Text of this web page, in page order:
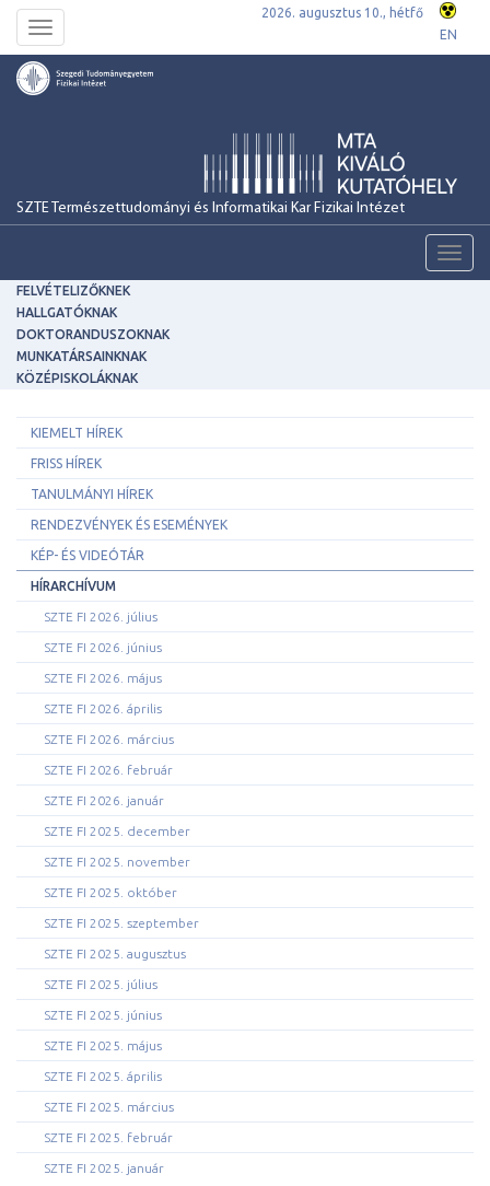
Toggle
navigation
2026. augusztus 10., hétfő
EN
SZTE Természettudományi és Informatikai Kar Fizikai Intézet
FELVÉTELIZŐKNEK
HALLGATÓKNAK
DOKTORANDUSZOKNAK
MUNKATÁRSAINKNAK
KÖZÉPISKOLÁKNAK
KIEMELT HÍREK
FRISS HÍREK
TANULMÁNYI HÍREK
RENDEZVÉNYEK ÉS ESEMÉNYEK
KÉP- ÉS VIDEÓTÁR
HÍRARCHÍVUM
SZTE FI 2026. július
SZTE FI 2026. június
SZTE FI 2026. május
SZTE FI 2026. április
SZTE FI 2026. március
SZTE FI 2026. február
SZTE FI 2026. január
SZTE FI 2025. december
SZTE FI 2025. november
SZTE FI 2025. október
SZTE FI 2025. szeptember
SZTE FI 2025. augusztus
SZTE FI 2025. július
SZTE FI 2025. június
SZTE FI 2025. május
SZTE FI 2025. április
SZTE FI 2025. március
SZTE FI 2025. február
SZTE FI 2025. január